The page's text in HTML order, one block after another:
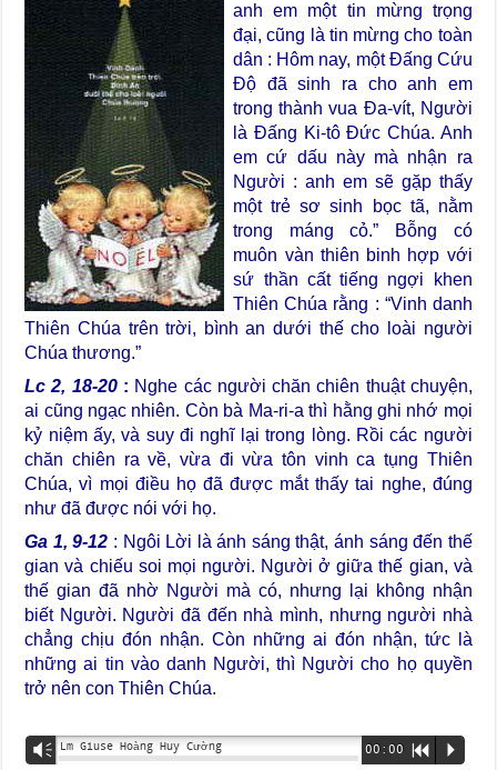
anh em một tin mừng trọng
đại, cũng là tin mừng cho toàn
dân : Hôm nay, một Đấng Cứu
Độ đã sinh ra cho anh em
trong thành vua Đa-vít, Người
là Đấng Ki-tô Đức Chúa. Anh
em cứ dấu này mà nhận ra
Người : anh em sẽ gặp thấy
một trẻ sơ sinh bọc tã, nằm
trong máng cỏ.” Bỗng có
muôn vàn thiên binh hợp với
sứ thần cất tiếng ngợi khen
Thiên Chúa rằng : “Vinh danh
Thiên Chúa trên trời, bình an dưới thế cho loài người
Chúa thương.”
Lc 2, 18-20: Nghe các người chăn chiên thuật chuyện,
ai cũng ngạc nhiên. Còn bà Ma-ri-a thì hằng ghi nhớ mọi
kỷ niệm ấy, và suy đi nghĩ lại trong lòng. Rồi các người
chăn chiên ra về, vừa đi vừa tôn vinh ca tụng Thiên
Chúa, vì mọi điều họ đã được mắt thấy tai nghe, đúng
như đã được nói với họ.
Ga 1, 9-12 : Ngôi Lời là ánh sáng thật, ánh sáng đến thế
gian và chiếu soi mọi người. Người ở giữa thế gian, và
thế gian đã nhờ Người mà có, nhưng lại không nhận
biết Người. Người đã đến nhà mình, nhưng người nhà
chẳng chịu đón nhận. Còn những ai đón nhận, tức là
những ai tin vào danh Người, thì Người cho họ quyền
trở nên con Thiên Chúa.
Vm Lm Giuse Hoàng Huy Cường 00:00 R P